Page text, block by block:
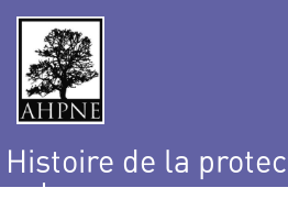
Histoire de la
nature